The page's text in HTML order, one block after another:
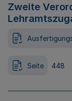
Zweite
Seite 448